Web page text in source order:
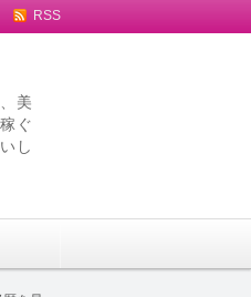
RSS
美
ぐ
し